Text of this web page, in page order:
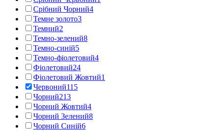
Срібний Чорний4
Темне золото3
Темний2
Темно-зелений8
Темно-синій5
Темно-фіолетовий4
Фіолетовий24
Фіолетовий Жовтий1
Червоний115
Чорний213
Чорний Жовтий4
Чорний Зелений8
Чорний Синій6